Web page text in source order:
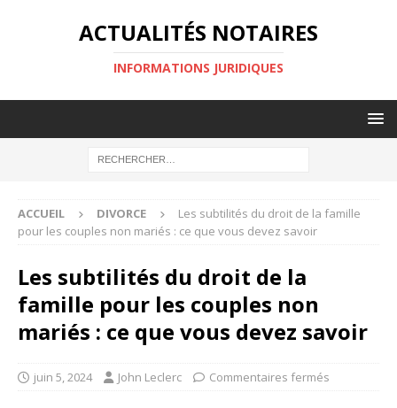
ACTUALITÉS NOTAIRES
INFORMATIONS JURIDIQUES
ACCUEIL DIVORCE
Les subtilités du droit de la famille
pour les couples non mariés : ce que vous devez savoir
Les subtilités du droit de la
famille pour les couples non
mariés : ce que vous devez savoir
juin 5, 2024 John Leclerc Commentaires fermés